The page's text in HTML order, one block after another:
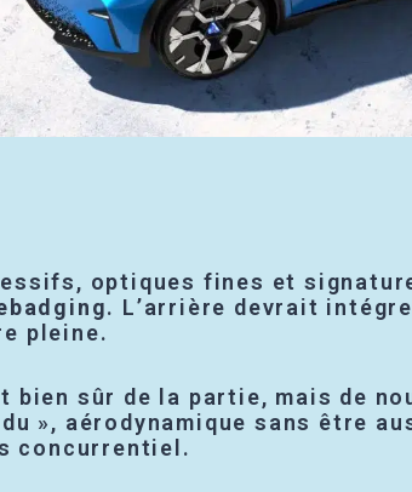
optiques fines et
. L’arrière devrait
pleine.
sûr de la partie, mais de
», aérodynamique sans être
concurrentiel.